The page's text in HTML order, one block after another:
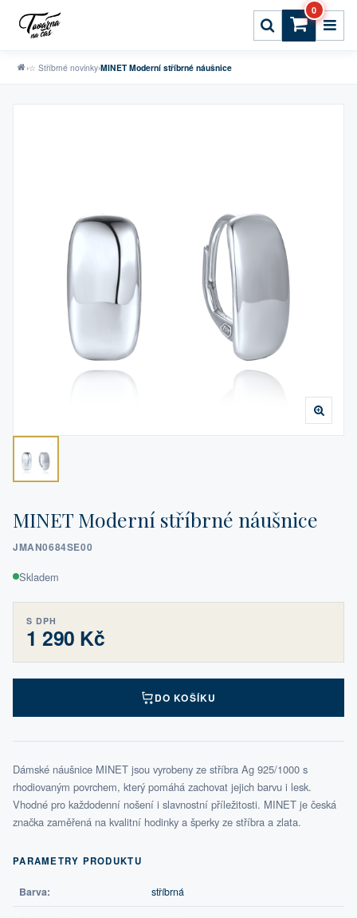
0
›☆ Stříbrné novinky›MINET Moderní stříbrné náušnice
MINET Moderní stříbrné náušnice
JMAN0684SE00
Skladem
S DPH
1 290 Kč
DO KOŠÍKU
Dámské náušnice MINET jsou vyrobeny ze stříbra Ag 925/1000 s
rhodiovaným povrchem, který pomáhá zachovat jejich barvu i lesk.
Vhodné pro každodenní nošení i slavnostní příležitosti. MINET je česká
značka zaměřená na kvalitní hodinky a šperky ze stříbra a zlata.
PARAMETRY PRODUKTU
Barva: stříbrná